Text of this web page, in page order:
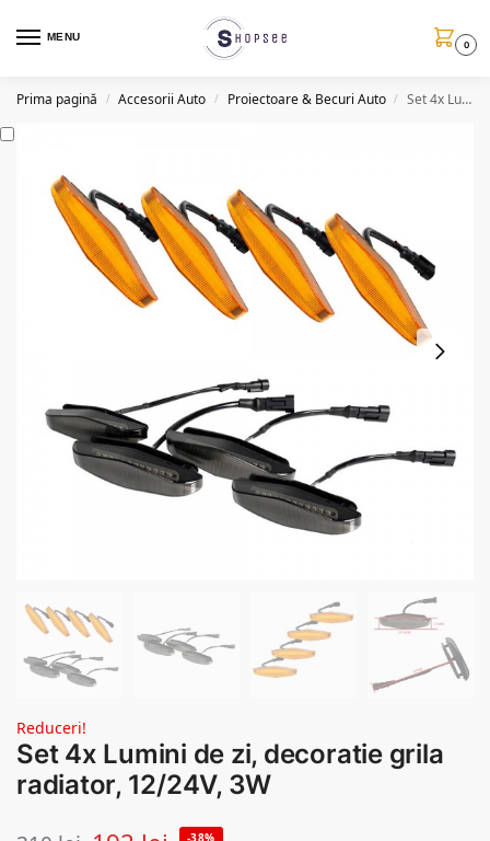
MENU
0
Prima pagină / Accesorii Auto / Proiectoare & Becuri Auto / Set 4x Lumini de zi, decoratie grila radiator, 12/24V, 3W
Reduceri!
Set 4x Lumini de zi, decoratie grila
radiator, 12/24V, 3W
-38%